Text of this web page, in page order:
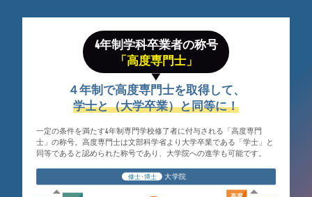
4年制学科卒業者の称号
「高度専門士」
４年制で高度専門士を取得して、
学士と（大学卒業）と同等に！
一定の条件を満たす4年制専門学校修了者に付与される「高度専門
士」の称号。 高度専門士は文部科学省より大学卒業である「学士」と
同等であると認められた称号であり、大学院への進学も可能です。